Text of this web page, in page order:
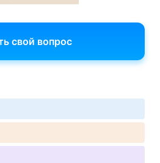
свой вопрос